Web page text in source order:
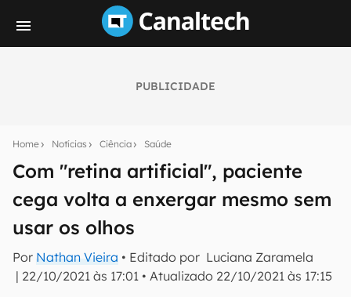
PUBLICIDADE
Home Notícias Ciência Saúde
Com "retina artificial", paciente
cega volta a enxergar mesmo sem
usar os olhos
Por Nathan Vieira • Editado por Luciana Zaramela
| 22/10/2021 às 17:01 • Atualizado 22/10/2021 às 17:15
notícias e reviews sobre tecnologia em primeira
mão.
E-mail
inscreva-se